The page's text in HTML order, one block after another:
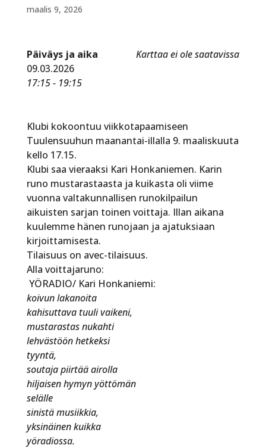
maalis 9, 2026
Karttaa ei ole saatavissa
Päiväys ja aika
09.03.2026
17:15 - 19:15
Klubi kokoontuu viikkotapaamiseen
Tuulensuuhun maanantai-illalla 9. maaliskuuta
kello 17.15.
Klubi saa vieraaksi Kari Honkaniemen. Karin
runo mustarastaasta ja kuikasta oli viime
vuonna valtakunnallisen runokilpailun
aikuisten sarjan toinen voittaja. Illan aikana
kuulemme hänen runojaan ja ajatuksiaan
kirjoittamisesta.
Tilaisuus on avec-tilaisuus.
Alla voittajaruno:
YÖRADIO/ Kari Honkaniemi:
koivun lakanoita
kahisuttava tuuli vaikeni,
mustarastas nukahti
lehvästöön hetkeksi
tyyntä,
soutaja piirtää airolla
hiljaisen hymyn yöttömän
selälle
sinistä musiikkia,
yksinäinen kuikka
yöradiossa.